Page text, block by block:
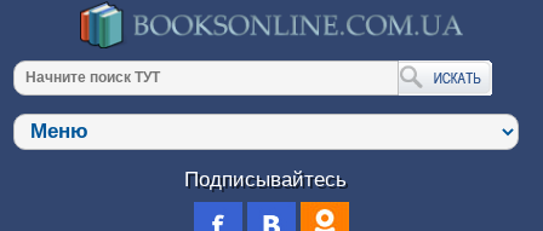
Подписывайтесь